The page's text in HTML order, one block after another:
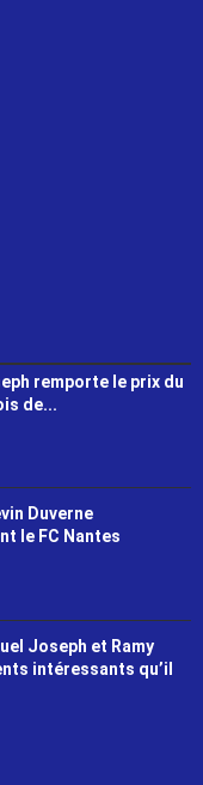
remporte le prix du
de...
Duverne
le FC Nantes
Joseph et Ramy
intéressants qu’il